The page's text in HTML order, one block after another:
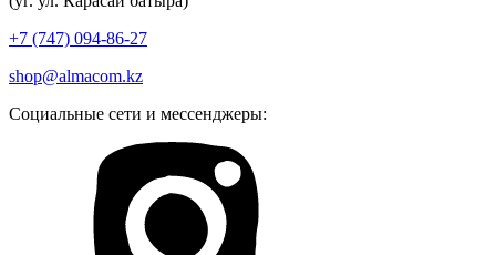
+7 (747) 094-86-27
shop@almacom.kz
Социальные сети и мессенджеры: